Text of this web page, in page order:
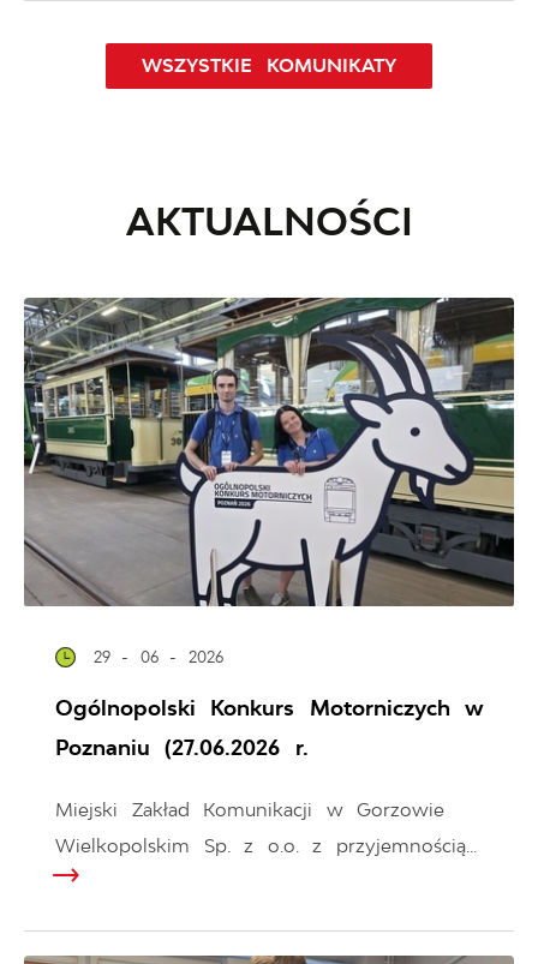
WSZYSTKIE KOMUNIKATY
AKTUALNOŚCI
29 - 06 - 2026
Ogólnopolski Konkurs Motorniczych w
Poznaniu (27.06.2026 r.
Miejski Zakład Komunikacji w Gorzowie
Wielkopolskim Sp. z o.o. z przyjemnością...